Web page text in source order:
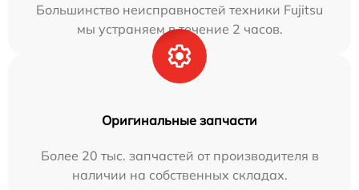
Большинство неисправностей техники Fujitsu
мы устраняем в течение 2 часов.
Оригинальные запчасти
Более 20 тыс. запчастей от производителя в
наличии на собственных складах.